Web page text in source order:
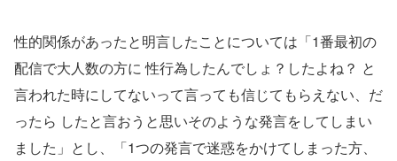
性的関係があったと明言したことについては「1番最初の
配信で大人数の方に 性行為したんでしょ？したよね？ と
言われた時にしてないって言っても信じてもらえない、だ
ったら したと言おうと思いそのような発言をしてしまい
ました」とし、「1つの発言で迷惑をかけてしまった方、